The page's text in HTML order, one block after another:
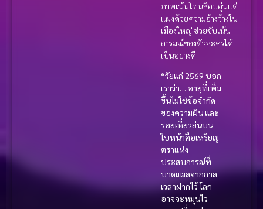
ภาพเน้นโทนสีอบอุ่นแต่
แฝงด้วยความอ้างว้างใน
เมืองใหญ่ ช่วยขับเน้น
อารมณ์ของตัวละครได้
เป็นอย่างดี
“วัยแก่ 2569 บอก
เราว่า… อายุที่เพิ่ม
ขึ้นไม่ใช่ข้อจำกัด
ของความฝัน และ
รอยเหี่ยวย่นบน
ใบหน้าคือเหรียญ
ตราแห่ง
ประสบการณ์ที่
บาดแผลจากกาล
เวลาฝากไว้ โลก
อาจจะหมุนไว